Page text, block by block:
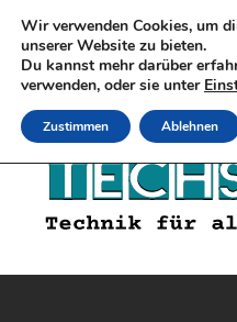
Wir verwenden Cookies, um
unserer Website zu bieten.
Du kannst mehr darüber
verwenden, oder sie unter
Zustimmen Ablehnen